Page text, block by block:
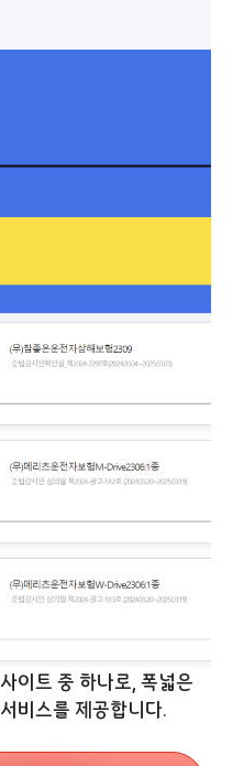
이트 중 하나로, 폭넓은
비스를 제공합니다.